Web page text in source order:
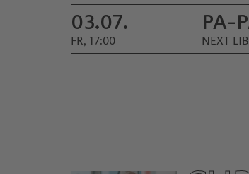
03.07.
FR, 17:00
PA-
NEXT